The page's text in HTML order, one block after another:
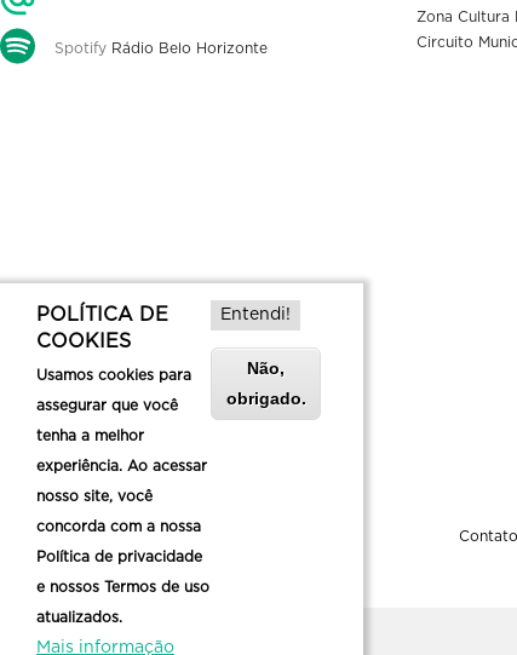
Spotify Rádio Belo Horizonte
Zona Cultura
Circuito
Sobre a Belotur Contato
POLÍTICA DE
COOKIES
Usamos cookies para
assegurar que você
tenha a melhor
experiência. Ao acessar
nosso site, você
concorda com a nossa
Política de privacidade
e nossos Termos de uso
atualizados.
Mais informação
Entendi!
Não,
obrigado.